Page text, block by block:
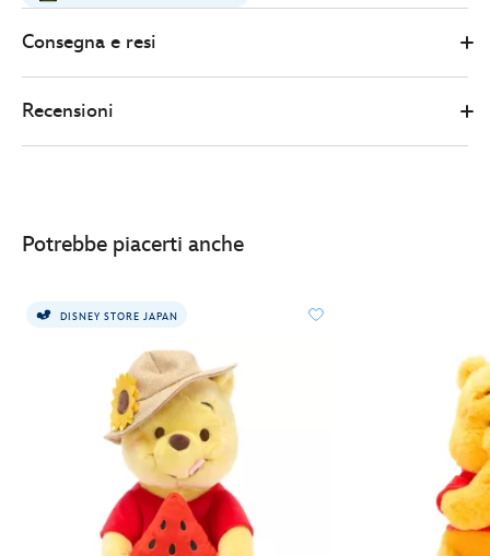
edizione-
limitata-
maglia-
pooh-
415150891413.html
http://schema.org/InStock
Consegna e resi
Recensioni
Potrebbe piacerti anche
DISNEY STORE JAPAN